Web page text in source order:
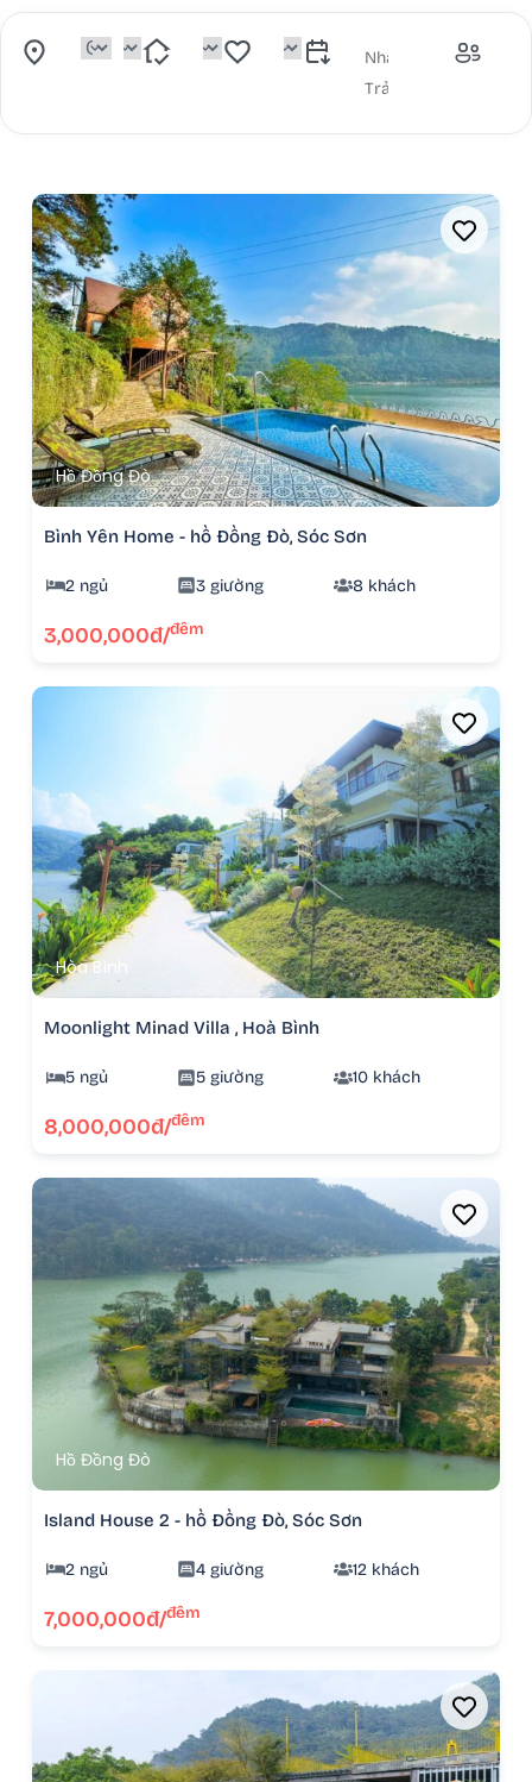
Hồ Đồng Đò
Bình Yên Home - hồ Đồng Đò, Sóc Sơn
2 ngủ 3 giường 8 khách
3,000,000đ/đêm
Hòa Bình
Moonlight Minad Villa , Hoà Bình
5 ngủ 5 giường 10 khách
8,000,000đ/đêm
Hồ Đồng Đò
Island House 2 - hồ Đồng Đò, Sóc Sơn
2 ngủ 4 giường 12 khách
7,000,000đ/đêm